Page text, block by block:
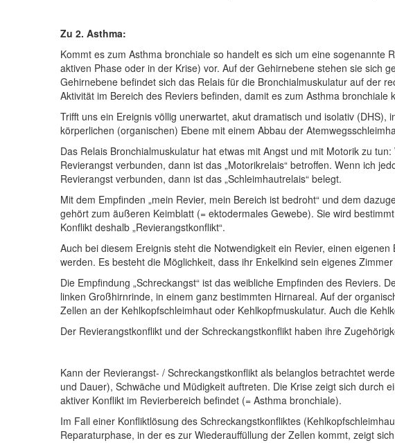
Zu 2. Asthma:
Kommt es zum Asthma bronchiale so handelt es sich um eine
aktiven Phase oder in der Krise) vor. Auf der Gehirnebene stehen sie sich
Gehirnebene befindet sich das Relais für die Bronchialmuskulatur auf der
Aktivität im Bereich des Reviers befinden, damit es zum Asthma bronchiale
Trifft uns ein Ereignis völlig unerwartet, akut dramatisch und isolativ
körperlichen (organischen) Ebene mit einem Abbau der
Das Relais Bronchialmuskulatur hat etwas mit Angst und mit Motorik zu
Revierangst verbunden, dann ist das „Motorikrelais“ betroffen. Wenn ich
Revierangst verbunden, dann ist das „Schleimhautrelais“ belegt.
Mit dem Empfinden „mein Revier, mein Bereich ist bedroht“ und dem
gehört zum äußeren Keimblatt (= ektodermales Gewebe). Sie wird
Konflikt deshalb „Revierangstkonflikt“.
Auch bei diesem Ereignis steht die Notwendigkeit ein Revier, einen
werden. Es besteht die Möglichkeit, dass ihr Enkelkind sein eigenes
Die Empfindung „Schreckangst“ ist das weibliche Empfinden des Reviers.
linken Großhirnrinde, in einem ganz bestimmten Hirnareal. Auf der
Zellen an der Kehlkopfschleimhaut oder Kehlkopfmuskulatur. Auch die
Der Revierangstkonflikt und der Schreckangstkonflikt haben ihre
Kann der Revierangst- / Schreckangstkonflikt als belanglos betrachtet
und Dauer), Schwäche und Müdigkeit auftreten. Die Krise zeigt sich
aktiver Konflikt im Revierbereich befindet (= Asthma bronchiale).
Im Fall einer Konfliktlösung des Schreckangstkonfliktes
Reparaturphase, in der es zur Wiederauffüllung der Zellen kommt, zeigt